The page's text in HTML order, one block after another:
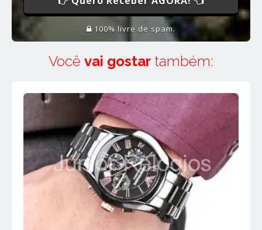
100% livre de spam.
Você vai gostar também: